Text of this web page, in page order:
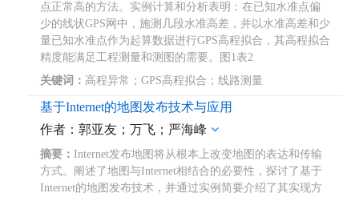
点正常高的方法。实例计算和分析表明：在已知水准点偏
少的线状GPS网中，施测几段水准高差，并以水准高差和少
量已知水准点作为起算数据进行GPS高程拟合，其高程拟合
精度能满足工程测量和测图的需要。图1表2
关键词： 高程异常；GPS高程拟合；线路测量
基于Internet的地图发布技术与应用
作者：郭亚友；万飞；严海峰
摘要： Internet发布地图将从根本上改变地图的表达和传输
方式。阐述了地图与Internet相结合的必要性，探讨了基于
Internet的地图发布技术，并通过实例简要介绍了其实现方